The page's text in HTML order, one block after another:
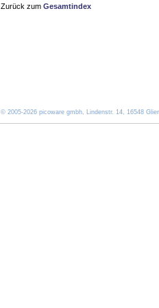
Zurück zum Gesamtindex
© 2005-2026 picoware gmbh, Lindenstr. 14, 16548